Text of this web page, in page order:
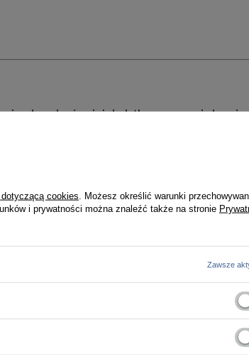
ale również dodatkowe poczucie
cookies . Możesz określić warunki
i prywatności można znaleźć także na stronie
Zawsze